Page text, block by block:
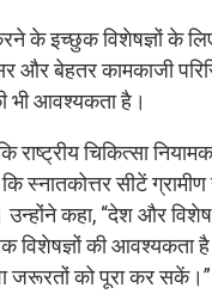
के इच्छुक विशेषज्ञों के
और बेहतर कामकाजी
भी आवश्यकता है।
राष्ट्रीय चिकित्सा
स्नातकोत्तर सीटें
कहा, “देश और
विशेषज्ञों की आवश्यकता है
जरूरतों को पूरा कर सकें।”